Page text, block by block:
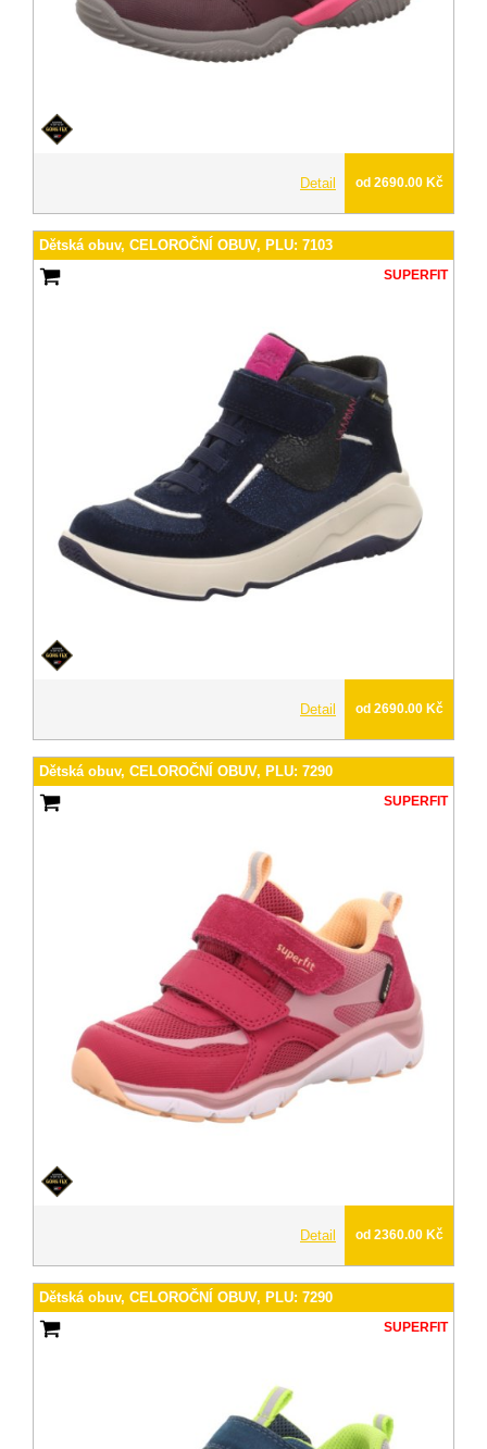
Detail od 2690.00 Kč
Dětská obuv, CELOROČNÍ OBUV, PLU: 7103
SUPERFIT
Detail od 2690.00 Kč
Dětská obuv, CELOROČNÍ OBUV, PLU: 7290
SUPERFIT
Detail od 2360.00 Kč
Dětská obuv, CELOROČNÍ OBUV, PLU: 7290
SUPERFIT